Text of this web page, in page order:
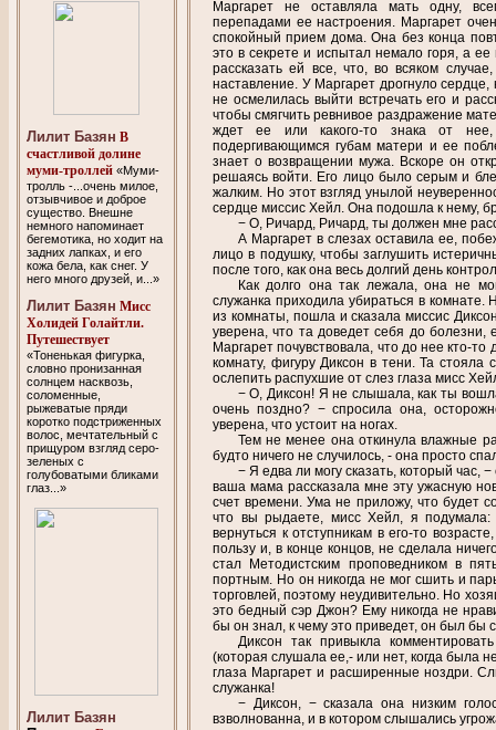
Лилит Базян В
счастливой долине
муми-троллей «Муми-
тролль -...oчень милое,
отзывчивое и доброе
существо. Внешне
немного напоминает
бегемотика, но ходит на
задних лапках, и его
кожа бела, как снег. У
него много друзей, и...»
Лилит Базян Мисс
Холидей Голайтли.
Путешествует
«Тоненькая фигурка,
словно пронизанная
солнцем насквозь,
соломенные,
рыжеватые пряди
коротко подстриженных
волос, мечтательный с
прищуром взгляд серо-
зеленых с
голубоватыми бликами
глаз...»
Лилит Базян
Маргарет не оставляла мать одну,
перепадами ее настроения. Маргарет
спокойный прием дома. Она без конца
это в секрете и испытал немало горя, а
рассказать ей все, что, во всяком
наставление. У Маргарет дрогнуло
не осмелилась выйти встречать его и
чтобы смягчить ревнивое раздражение
ждет ее или какого-то знака от
подергивающимся губам матери и ее
знает о возвращении мужа. Вскоре он
решаясь войти. Его лицо было серым и
жалким. Но этот взгляд унылой
сердце миссис Хейл. Она подошла к нему,
− О, Ричард, Ричард, ты должен мне
А Маргарет в слезах оставила ее,
лицо в подушку, чтобы заглушить
после того, как она весь долгий день
Как долго она так лежала, она не
служанка приходила убираться в комнате.
из комнаты, пошла и сказала миссис
уверена, что та доведет себя до болезни,
Маргарет почувствовала, что до нее кто-
комнату, фигуру Диксон в тени. Та стояла
ослепить распухшие от слез глаза мисс
− О, Диксон! Я не слышала, как ты
очень поздно? − спросила она,
уверена, что устоит на ногах.
Тем не менее она откинула влажные
будто ничего не случилось, - она просто
− Я едва ли могу сказать, который час,
ваша мама рассказала мне эту ужасную
счет времени. Ума не приложу, что будет
что вы рыдаете, мисс Хейл, я подумала:
вернуться к отступникам в его-то
пользу и, в конце концов, не сделала
стал Методистским проповедником в
портным. Но он никогда не мог сшить и
торговлей, поэтому неудивительно. Но
это бедный сэр Джон? Ему никогда не
бы он знал, к чему это приведет, он был бы
Диксон так привыкла
(которая слушала ее,- или нет, когда была
глаза Маргарет и расширенные ноздри.
служанка!
− Диксон, − сказала она низким
взволнованна, и в котором слышались